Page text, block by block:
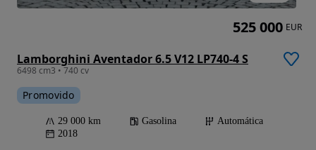
Lamborghini Aventador 6.5 V12 LP740-4 S
6498 cm3 • 740 cv
Promovido
29 000 km Gasolina
Automática
2018
525 000 EUR